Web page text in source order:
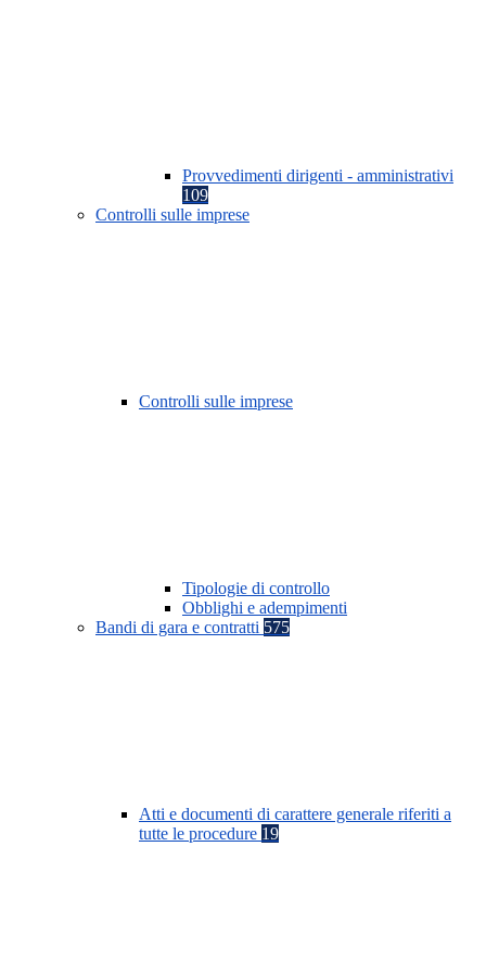
Provvedimenti dirigenti - amministrativi
109
Controlli sulle imprese
Controlli sulle imprese
Tipologie di controllo
Obblighi e adempimenti
Bandi di gara e contratti 575
Atti e documenti di carattere generale riferiti a
tutte le procedure 19